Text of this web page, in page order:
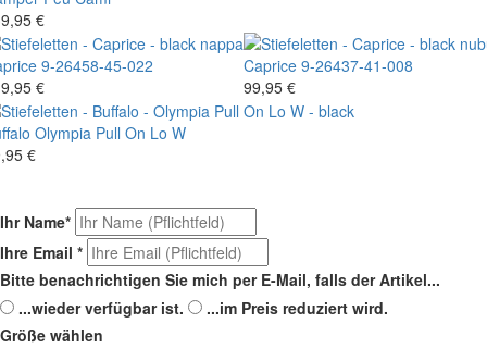
€
9-26458-45-022
€
Caprice 9-26437-41-008
99,95 €
Olympia Pull On Lo W
€
Ihr Name*
Ihre Email *
Bitte benachrichtigen Sie mich per E-Mail, falls der Artikel...
...wieder verfügbar ist.
...im Preis reduziert wird.
Größe wählen